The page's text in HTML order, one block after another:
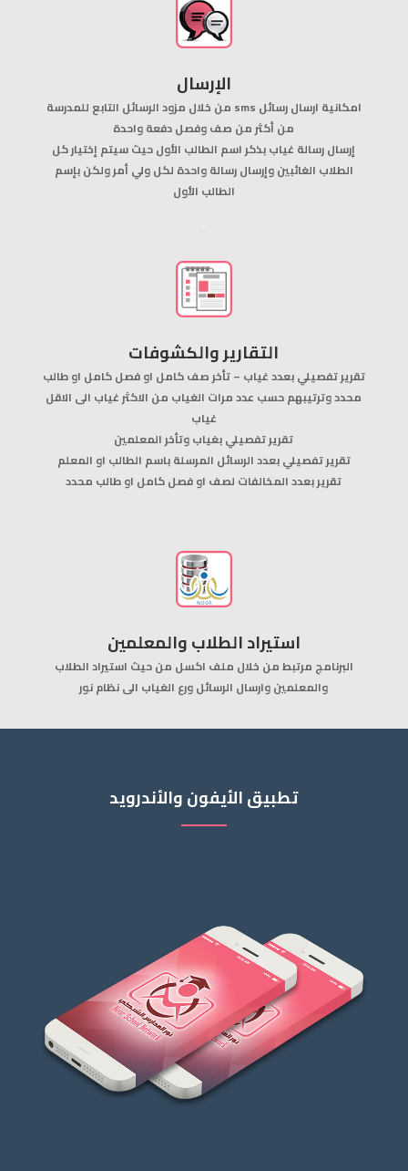
الإرسال
من خلال مزود الرسائل التابع للمدرسة sms امكانية ارسال رسائل
من أكثر من صف وفصل دفعة واحدة
إرسال رسالة غياب بذكر اسم الطالب الأول حيث سيتم إختيار كل
الطلاب الغائبين وإرسال رسالة واحدة لكل ولي أمر ولكن بإسم
الطالب الأول
التقارير والكشوفات
تقرير تفصيلي بعدد غياب – تأخر صف كامل او فصل كامل او طالب
محدد وترتيبهم حسب عدد مرات الغياب من الاكثر غياب الى الاقل
غياب
تقرير تفصيلي بغياب وتأخر المعلمين
تقرير تفصيلي بعدد الرسائل المرسلة باسم الطالب او المعلم
تقرير بعدد المخالفات لصف او فصل كامل او طالب محدد
استيراد الطلاب والمعلمين
البرنامج مرتبط من خلال ملف اكسل من حيث استيراد الطلاب
والمعلمين وارسال الرسائل ورع الغياب الى نظام نور
تطبيق الأيفون والأندرويد